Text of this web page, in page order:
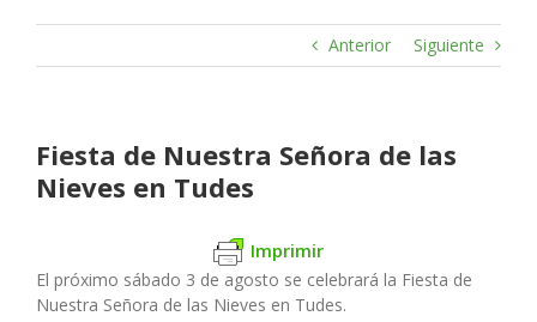
Anterior Siguiente
Fiesta de Nuestra Señora de las
Nieves en Tudes
Imprimir
El próximo sábado 3 de agosto se celebrará la Fiesta de
Nuestra Señora de las Nieves en Tudes.